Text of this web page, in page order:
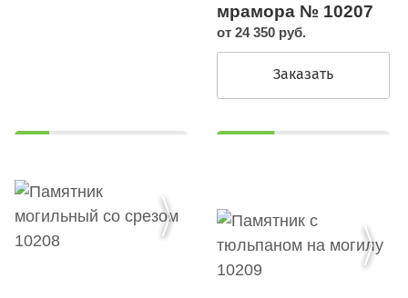
мрамора № 10207
от 24 350 руб.
Заказать